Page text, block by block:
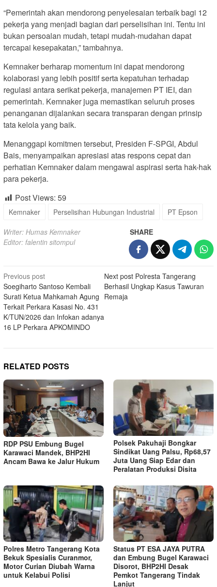
“Pemerintah akan mendorong penyelesaian terbaik bagi 12
pekerja yang menjadi bagian dari perselisihan ini. Tentu ini
bukan persoalan mudah, tetapi mudah-mudahan dapat
tercapai kesepakatan,” tambahnya.
Kemnaker berharap momentum ini dapat mendorong
kolaborasi yang lebih positif serta kepatuhan terhadap
regulasi antara serikat pekerja, manajemen PT IEI, dan
pemerintah. Kemnaker juga memastikan seluruh proses
penanganan dijalankan secara transparan dengan prinsip
tata kelola yang baik.
Menanggapi komitmen tersebut, Presiden F-SPGI, Abdul
Bais, menyampaikan apresiasi atas respons cepat dan
perhatian Kemnaker dalam mengawal aspirasi serta hak-hak
para pekerja.
Post Views: 59
Kemnaker Perselisihan Hubungan Industrial PT Epson
Writer: Humas Kemnaker
Editor: falentin sitompul
SHARE
Post
navigation
Previous post
Soegiharto Santoso Kembali
Surati Ketua Mahkamah Agung
Terkait Perkara Kasasi No. 431
K/TUN/2026 dan Infokan adanya
16 LP Perkara APKOMINDO
Next post Polresta Tangerang
Berhasil Ungkap Kasus Tawuran
Remaja
RELATED POSTS
RDP PSU Embung Bugel
Karawaci Mandek, BHP2HI
Ancam Bawa ke Jalur Hukum
Polsek Pakuhaji Bongkar
Sindikat Uang Palsu, Rp68,57
Juta Uang Siap Edar dan
Peralatan Produksi Disita
Polres Metro Tangerang Kota
Bekuk Spesialis Curanmor,
Motor Curian Diubah Warna
untuk Kelabui Polisi
Status PT ESA JAYA PUTRA
dan Embung Bugel Karawaci
Disorot, BHP2HI Desak
Pemkot Tangerang Tindak
Lanjut